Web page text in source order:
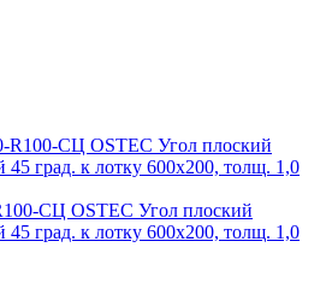
СЦ OSTEC Угол плоский
град. к лотку 600х200, толщ. 1,0